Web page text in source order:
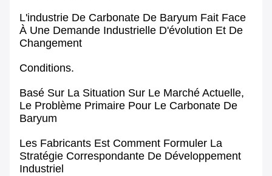
L'industrie De Carbonate De Baryum Fait Face
À Une Demande Industrielle D'évolution Et De
Changement
Conditions.
Basé Sur La Situation Sur Le Marché Actuelle,
Le Problème Primaire Pour Le Carbonate De
Baryum
Les Fabricants Est Comment Formuler La
Stratégie Correspondante De Développement
Industriel